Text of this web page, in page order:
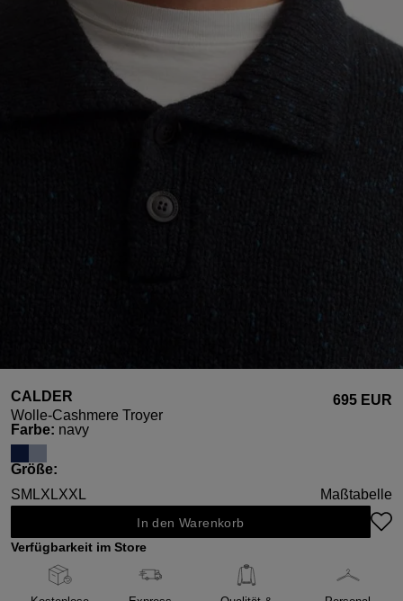
CALDER
Wolle-Cashmere Troyer
695 EUR
Farbeauswählen
: navy
Größeauswählen
:
SM LXLXXL Maßtabelle
In den Warenkorb
Verfügbarkeit im Store